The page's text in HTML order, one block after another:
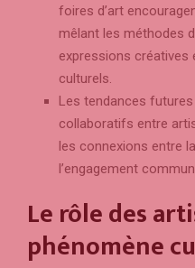
foires d’art
mêlant les méthodes
expressions créatives
culturels.
Les tendances
collaboratifs entre
les connexions entre
l’engagement
Le rôle des
phénomène